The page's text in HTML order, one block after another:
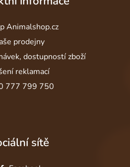
Animalshop.cz
prodejny
dostupností zboží
reklamací
777 799 750
sítě